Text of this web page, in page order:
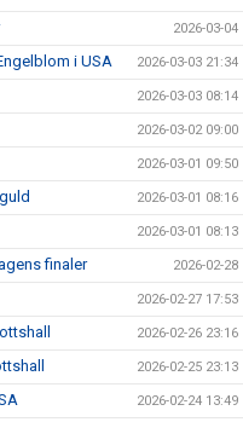
2026-03-04
i USA 2026-03-03 21:34
2026-03-03 08:14
2026-03-02 09:00
2026-03-01 09:50
2026-03-01 08:16
2026-03-01 08:13
finaler 2026-02-28
2026-02-27 17:53
2026-02-26 23:16
2026-02-25 23:13
2026-02-24 13:49